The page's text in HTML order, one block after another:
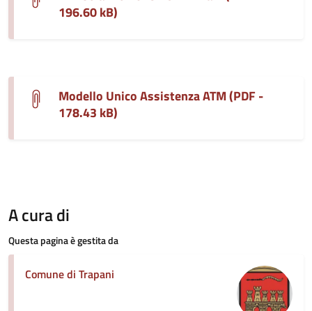
196.60 kB)
Modello Unico Assistenza ATM (PDF -
178.43 kB)
A cura di
Questa pagina è gestita da
Comune di Trapani